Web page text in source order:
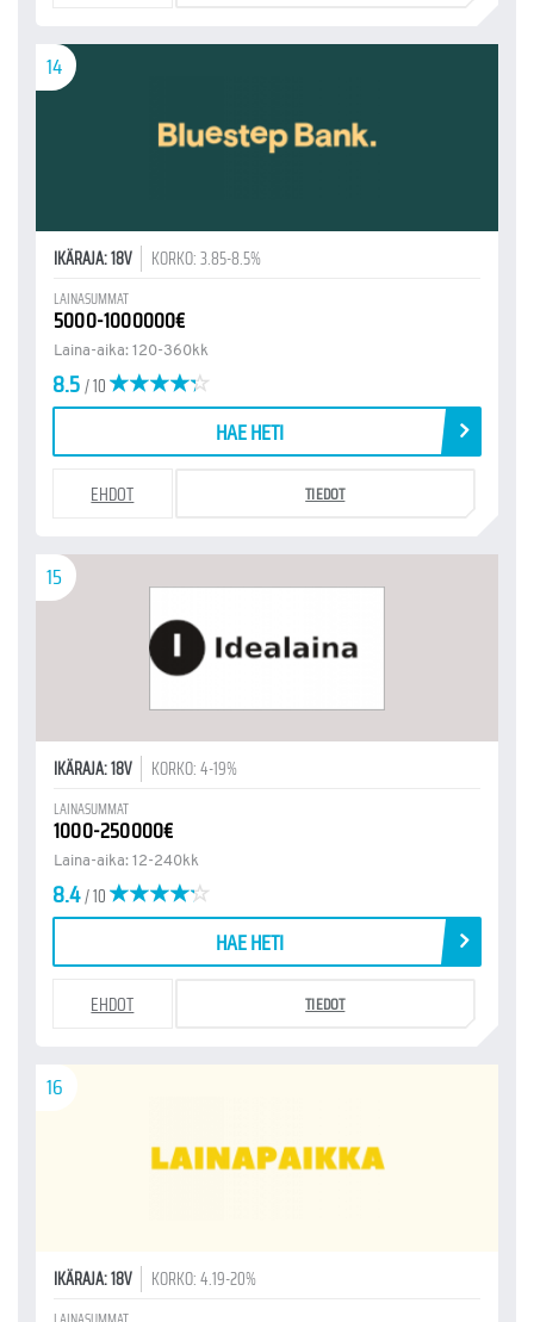
14
IKÄRAJA: 18V KORKO: 3.85-8.5%
LAINASUMMAT
5000-1000000€
Laina-aika: 120-360kk
8.5/ 10
HAE HETI
EHDOT TIEDOT
15
IKÄRAJA: 18V KORKO: 4-19%
LAINASUMMAT
1000-250000€
Laina-aika: 12-240kk
8.4/ 10
HAE HETI
EHDOT TIEDOT
16
IKÄRAJA: 18V KORKO: 4.19-20%